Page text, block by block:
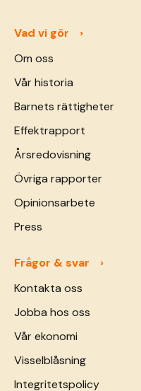
Vad vi gör
Om oss
Vår historia
Barnets rättigheter
Effektrapport
Årsredovisning
Övriga rapporter
Opinionsarbete
Press
Frågor & svar
Kontakta oss
Jobba hos oss
Vår ekonomi
Visselblåsning
Integritetspolicy